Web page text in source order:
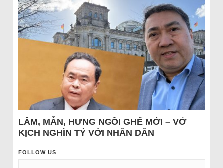
LÂM, MẪN, HƯNG NGỒI GHẾ MỚI – VỞ
KỊCH NGHÌN TỶ VỚI NHÂN DÂN
FOLLOW US